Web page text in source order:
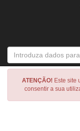
ATENÇÃO! Este site
consentir a sua